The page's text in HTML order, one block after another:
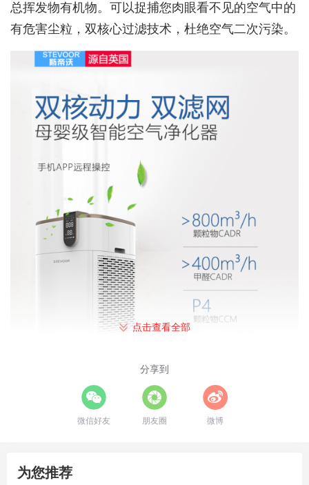
总挥发物有机物。可以捉捕您肉眼看不见的空气中的
有危害尘粒，双核心过滤技术，杜绝空气二次污染。
新房去甲醛最怕的克星第二 三个爸爸空气净化器
南“给孩子提供更加安全、放心的空气”这一美好愿
点击查看全部
分享到
微信好友 朋友圈 微博
为您推荐